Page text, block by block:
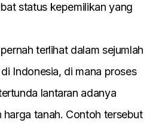
status kepemilikan yang
terlihat dalam sejumlah
Indonesia, di mana proses
lantaran adanya
harga tanah. Contoh tersebut